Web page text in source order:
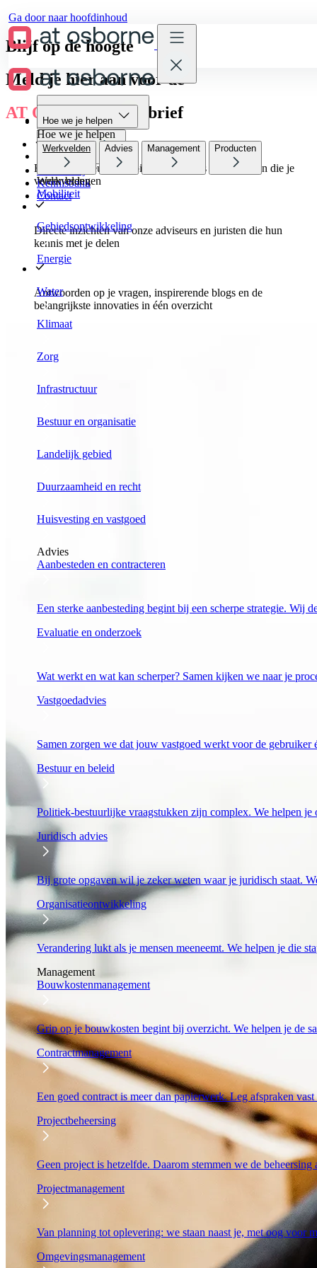
Ga door naar hoofdinhoud
Hoe we je helpen
Wie we zijn
Werken bij
Kennisbank
Contact
Hoe we je helpen
Hoe we je helpen
Werkvelden Advies Management Producten
Werkvelden
Mobiliteit
Gebiedsontwikkeling
Energie
Water
Klimaat
Zorg
Infrastructuur
Bestuur en organisatie
Landelijk gebied
Duurzaamheid en recht
Huisvesting en vastgoed
Advies
Aanbesteden en contracteren
Een sterke aanbesteding begint bij een scherpe strategie. Wij
Evaluatie en onderzoek
Wat werkt en wat kan scherper? Samen kijken we naar je
Vastgoedadvies
Samen zorgen we dat jouw vastgoed werkt voor de gebruiker
Bestuur en beleid
Politiek-bestuurlijke vraagstukken zijn complex. We helpen
Juridisch advies
Bij grote opgaven wil je zeker weten waar je juridisch staat.
Organisatieontwikkeling
Verandering lukt als je mensen meeneemt. We helpen je die
Management
Bouwkostenmanagement
Grip op je bouwkosten begint bij overzicht. We helpen je de
Contractmanagement
Een goed contract is meer dan papierwerk. Leg afspraken
Projectbeheersing
Geen project is hetzelfde. Daarom stemmen we de
Projectmanagement
Van planning tot oplevering: we staan naast je, met oog voor
Omgevingsmanagement
Blijf op de hoogte
Meld je hier aan voor de
AT Osborne nieuwsbrief
Het laatste nieuws, inspirerende events en trainingen die je
verder brengen
Directe inzichten van onze adviseurs en juristen die hun
kennis met je delen
Antwoorden op je vragen, inspirerende blogs en de
belangrijkste innovaties in één overzicht